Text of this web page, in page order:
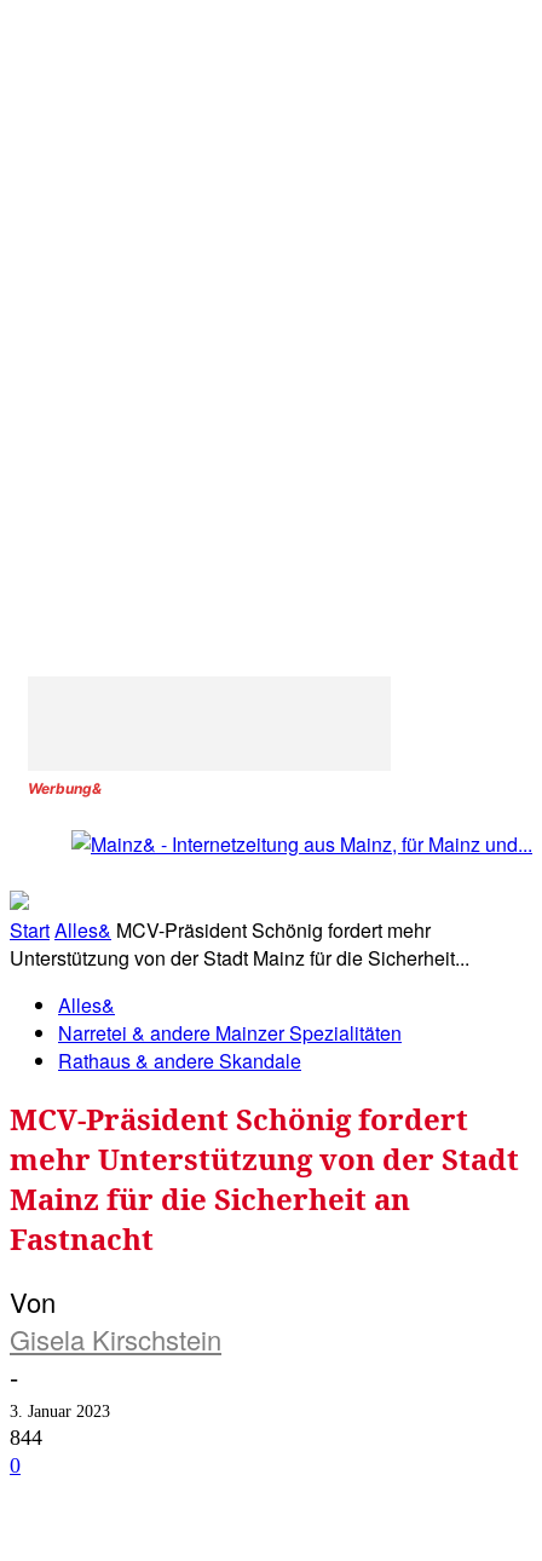
Werbung&
StartAlles& MCV-Präsident Schönig fordert mehr
Unterstützung von der Stadt Mainz für die Sicherheit...
Alles&
Narretei & andere Mainzer Spezialitäten
Rathaus & andere Skandale
MCV-Präsident Schönig fordert
mehr Unterstützung von der Stadt
Mainz für die Sicherheit an
Fastnacht
Von
Gisela Kirschstein
-
3. Januar 2023
844
0